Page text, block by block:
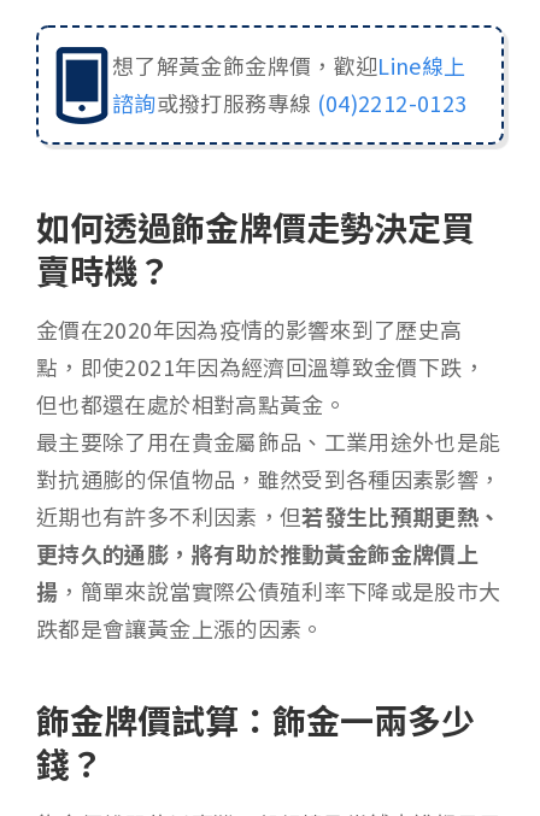
想了解黃金飾金牌價，歡迎Line線上
諮詢或撥打服務專線 (04)2212-0123
如何透過飾金牌價走勢決定買
賣時機？
金價在2020年因為疫情的影響來到了歷史高
點，即使2021年因為經濟回溫導致金價下跌，
但也都還在處於相對高點黃金。
最主要除了用在貴金屬飾品、工業用途外也是能
對抗通膨的保值物品，雖然受到各種因素影響，
近期也有許多不利因素，但若發生比預期更熱、
更持久的通膨，將有助於推動黃金飾金牌價上
揚 ，簡單來說當實際公債殖利率下降或是股市大
跌都是會讓黃金上漲的因素。
飾金牌價試算：飾金一兩多少
錢？